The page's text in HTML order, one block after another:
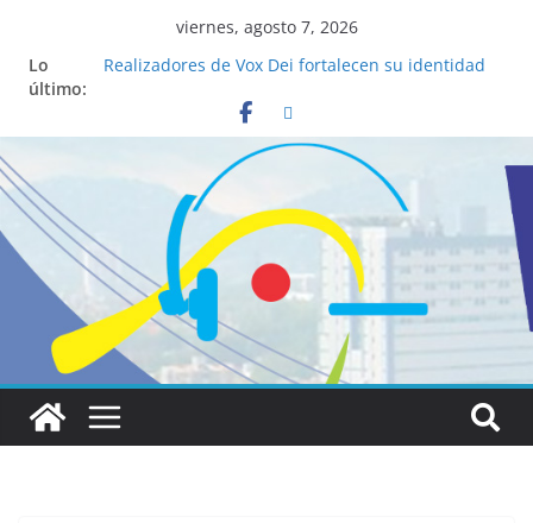
viernes, agosto 7, 2026
Lo
último:
Realizadores de Vox Dei fortalecen su identidad
La ciencia desvela los 5 secretos que tiene
fácilmente un católico para convertirse en
“Superancianos”
Pop Up Market atrae a cientos de visitantes y
dinamiza la economía local
Salud mental a la mesa: la importancia de
hablarlo en familia
Lo que tienen en común la nueva Película Toy
Story 5 y el Papa León XIV